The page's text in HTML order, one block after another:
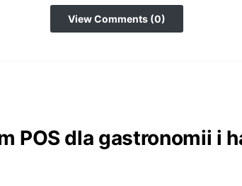
View Comments (0)
POS dla gastronomii i